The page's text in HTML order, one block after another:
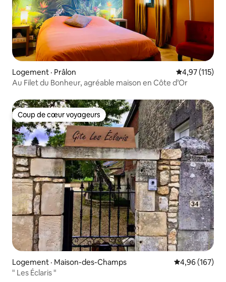
Logement · Prâlon Note
4,97 (115)
Au Filet du Bonheur, agréable maison en Côte d’Or
Coup de cœur voyageurs
Coup de cœur voyageurs
Logement · Maison-des-Champs Note
4,96 (167)
" Les Éclaris "